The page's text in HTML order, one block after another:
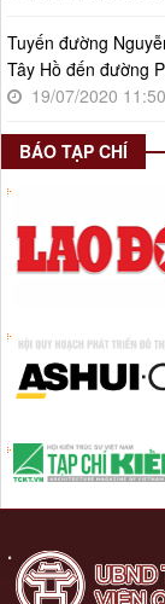
Tuyến đường
Tây Hồ đến đường
19/07/2020 11:50
BÁO TẠP CHÍ